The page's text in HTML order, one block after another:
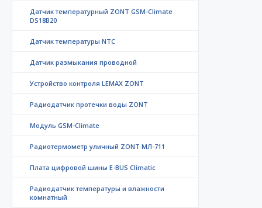
Датчик температурный ZONT GSM-Climate
DS18B20
Датчик температуры NTC
Датчик размыкания проводной
Устройство контроля LEMAX ZONT
Радиодатчик протечки воды ZONT
Модуль GSM-Climate
Радиотермометр уличный ZONT МЛ-711
Плата цифровой шины E-BUS Climatic
Радиодатчик температуры и влажности
комнатный